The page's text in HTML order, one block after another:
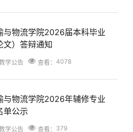
与物流学院2026届本科毕业
文）答辩通知
学公告 查看：4078
与物流学院2026年辅修专业
单公示
学公告 查看： 379